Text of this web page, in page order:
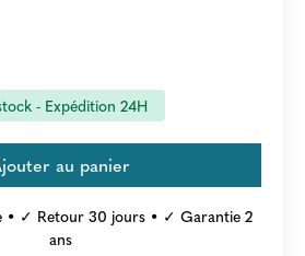
- Expédition 24H
• ✓ Retour 30 jours • ✓ Garantie 2
ans